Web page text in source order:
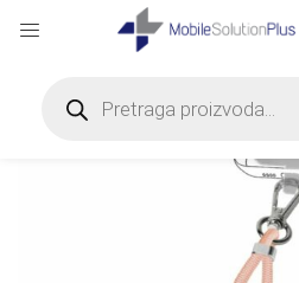
search